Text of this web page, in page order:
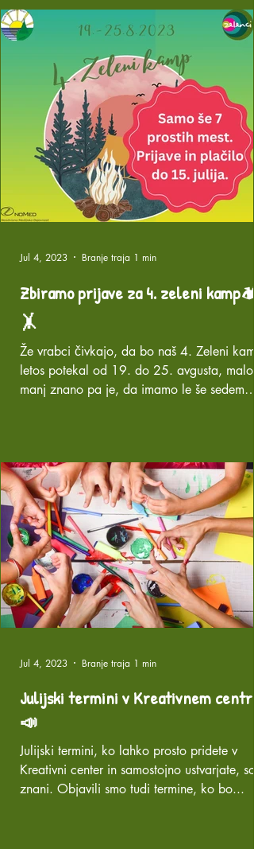
Zbiramo prijave za 4. zeleni kamp🏕️
🤸
Že vrabci čivkajo, da bo naš 4. Zeleni kamp
letos potekal od 19. do 25. avgusta, malo
manj znano pa je, da imamo le še sedem
Jul 4, 2023 Branje traja 1 min
Julijski termini v Kreativnem centru
📣
Julijski termini, ko lahko prosto pridete v
Kreativni center in samostojno ustvarjate, so
znani. Objavili smo tudi termine, ko bo...
Jul 4, 2023 Branje traja 1 min